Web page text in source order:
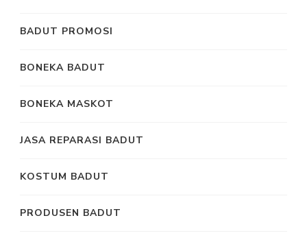
BADUT PROMOSI
BONEKA BADUT
BONEKA MASKOT
JASA REPARASI BADUT
KOSTUM BADUT
PRODUSEN BADUT